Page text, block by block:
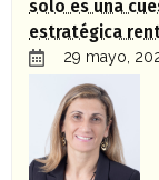
solo es una
estratégica
29 mayo,